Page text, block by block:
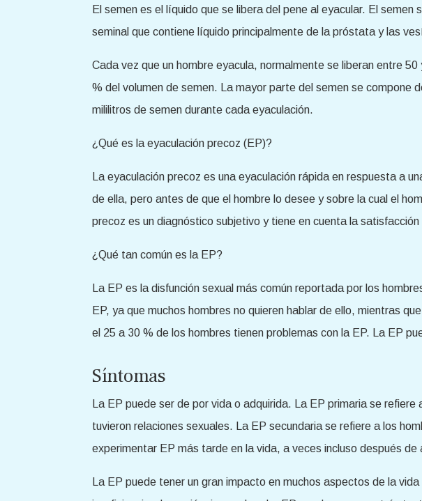
El semen es el líquido que se libera del pene al eyacular. El
seminal que contiene líquido principalmente de la próstata y las
Cada vez que un hombre eyacula, normalmente se liberan entre
% del volumen de semen. La mayor parte del semen se compone
mililitros de semen durante cada eyaculación.
¿Qué es la eyaculación precoz (EP)?
La eyaculación precoz es una eyaculación rápida en respuesta a
de ella, pero antes de que el hombre lo desee y sobre la cual el
precoz es un diagnóstico subjetivo y tiene en cuenta la
¿Qué tan común es la EP?
La EP es la disfunción sexual más común reportada por los
EP, ya que muchos hombres no quieren hablar de ello, mientras
el 25 a 30 % de los hombres tienen problemas con la EP. La EP
Síntomas
La EP puede ser de por vida o adquirida. La EP primaria se
tuvieron relaciones sexuales. La EP secundaria se refiere a los
experimentar EP más tarde en la vida, a veces incluso después
La EP puede tener un gran impacto en muchos aspectos de la